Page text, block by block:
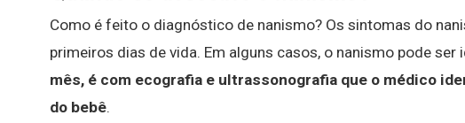
Como é feito o diagnóstico de nanismo? Os sintomas do
primeiros dias de vida. Em alguns casos, o nanismo pode
mês, é com ecografia e ultrassonografia que o médico
do bebê.